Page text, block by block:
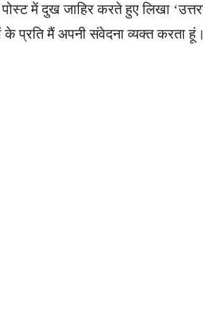
में दुख जाहिर करते हुए लिखा
के प्रति मैं अपनी संवेदना व्यक्त करता हूं।